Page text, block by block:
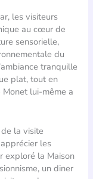
les visiteurs
au cœur de
sensorielle,
du
tranquille
plat, tout en
lui-même a
la visite
les
exploré la Maison
un diner